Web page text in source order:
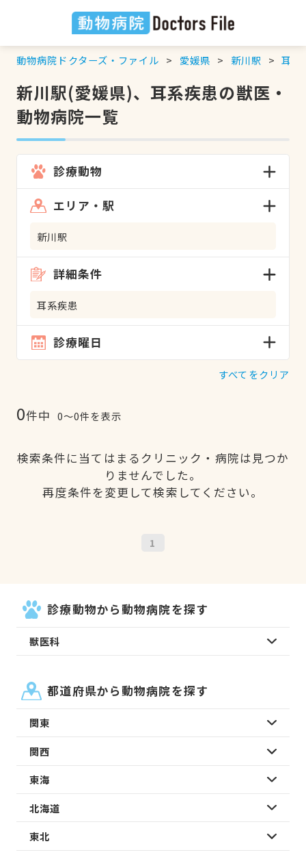
動物病院ドクターズ・ファイル 愛媛県 新川駅 耳系
新川駅(愛媛県)、耳系疾患の獣医・
動物病院一覧
診療動物
エリア・駅
新川駅
詳細条件
耳系疾患
診療曜日
すべてをクリア
0件中 0〜0件を表示
検索条件に当てはまるクリニック・病院は見つか
りませんでした。
再度条件を変更して検索してください。
1
診療動物から動物病院を探す
獣医科
都道府県から動物病院を探す
関東
関西
東海
北海道
東北